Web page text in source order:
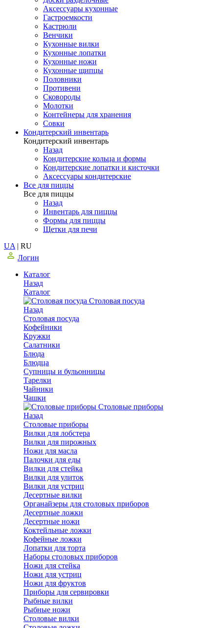
Аксессуары кухонные
Гастроемкости
Кастрюли
Венчики
Кухонные вилки
Кухонные лопатки
Кухонные ножи
Кухонные щипцы
Половники
Противени
Сковороды
Молотки
Контейнеры для хранения
Совки
Кондитерский инвентарь
Кондитерский инвентарь
Назад
Кондитерские кольца и формы
Кондитерские лопатки и кисточки
Аксессуары кондитерские
Все для пиццы
Все для пиццы
Назад
Инвентарь для пиццы
Формы для пиццы
Щетки для печи
UA | RU
Логин
Каталог
Назад
Каталог
Столовая посуда
Назад
Столовая посуда
Кофейники
Кружки
Салатники
Блюда
Блюдца
Супницы и бульонницы
Тарелки
Чайники
Чашки
Cтоловые приборы
Назад
Cтоловые приборы
Вилки для лобстера
Вилки для пирожных
Ножи для масла
Палочки для еды
Вилки для стейка
Вилки для улиток
Вилки для устриц
Десертные вилки
Органайзеры для столовых приборов
Десертные ложки
Десертные ножи
Коктейльные ложки
Кофейные ложки
Лопатки для торта
Наборы столовых приборов
Ножи для стейка
Ножи для устриц
Ножи для фруктов
Приборы для сервировки
Рыбные вилки
Рыбные ножи
Столовые вилки